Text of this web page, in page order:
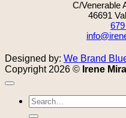
C/Venerable
46691
Designed by: We Brand
Copyright 2026 © Irene